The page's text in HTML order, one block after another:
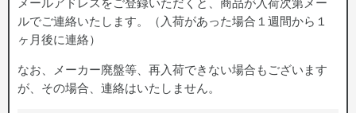
メールアドレスをご登録いただくと、商品が入荷次第メー
ルでご連絡いたします。（入荷があった場合１週間から１
ヶ月後に連絡）
なお、メーカー廃盤等、再入荷できない場合もございます
が、その場合、連絡はいたしません。